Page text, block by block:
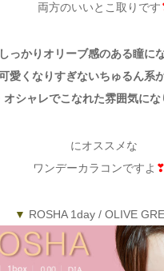
両方のいいとこ取りです
しっかりオリーブ感のある瞳に
可愛くなりすぎないちゅるん系
オシャレでこなれた雰囲気に
にオススメな
ワンデーカラコンですよ
▼ ROSHA 1day / OLIVE